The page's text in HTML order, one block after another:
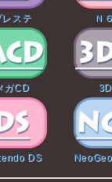
レステ Ｎ
ガCD
DS